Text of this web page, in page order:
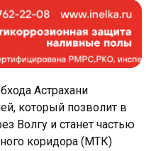
Астрахани
который позволит в
Волгу и станет частью
коридора (МТК)